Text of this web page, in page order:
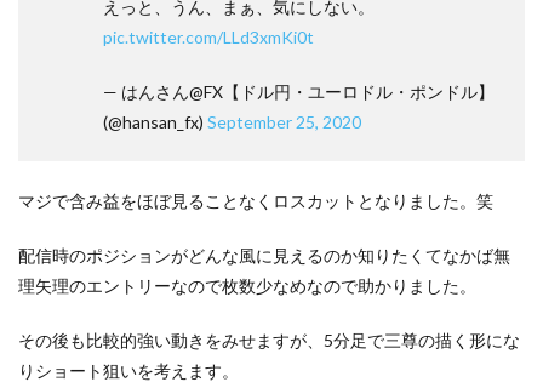
えっと、うん、まぁ、気にしない。
pic.twitter.com/LLd3xmKi0t
— はんさん@FX【ドル円・ユーロドル・ポンドル】
(@hansan_fx) September 25, 2020
マジで含み益をほぼ見ることなくロスカットとなりました。笑
配信時のポジションがどんな風に見えるのか知りたくてなかば無
理矢理のエントリーなので枚数少なめなので助かりました。
その後も比較的強い動きをみせますが、5分足で三尊の描く形にな
りショート狙いを考えます。